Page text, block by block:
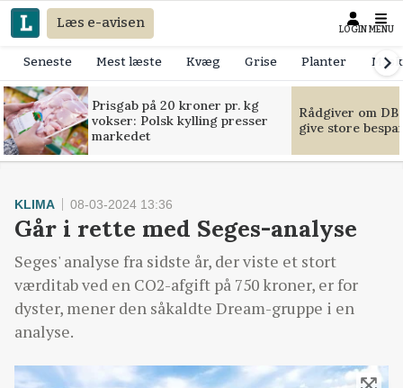
Læs e-avisen LOGIN MENU
Seneste Mest læste Kvæg Grise Planter
Prisgab på 20 kroner pr. kg
vokser: Polsk kylling presser
markedet
Rådgiver om
give store
KLIMA 08-03-2024 13:36
Går i rette med Seges-analyse
Seges' analyse fra sidste år, der viste et stort
værditab ved en CO2-afgift på 750 kroner, er for
dyster, mener den såkaldte Dream-gruppe i en
analyse.